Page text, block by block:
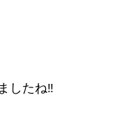
したね‼️